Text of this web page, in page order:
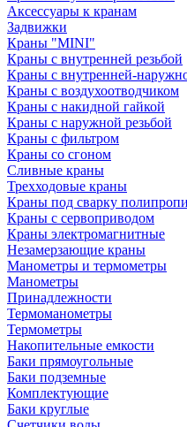
Аксессуары к кранам
Задвижки
Краны "MINI"
Краны с внутренней резьбой
Краны с внутренней-
Краны с воздухоотводчиком
Краны с накидной гайкой
Краны с наружной резьбой
Краны с фильтром
Краны со сгоном
Сливные краны
Трехходовые краны
Краны под сварку
Краны с сервоприводом
Краны электромагнитные
Незамерзающие краны
Манометры и термометры
Манометры
Принадлежности
Термоманометры
Термометры
Накопительные емкости
Баки прямоугольные
Баки подземные
Комплектующие
Баки круглые